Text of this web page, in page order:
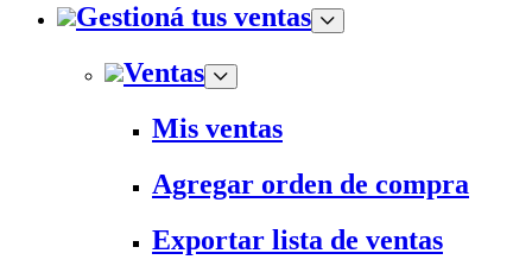
Gestioná tus ventas
Ventas
Mis ventas
Agregar orden de compra
Exportar lista de ventas